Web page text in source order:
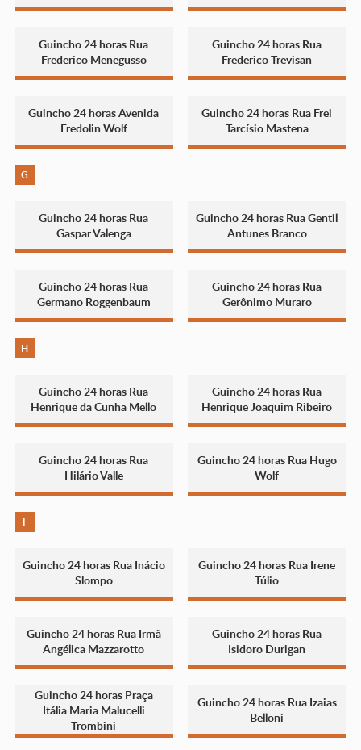
Guincho 24 horas Rua
Frederico Menegusso
Guincho 24 horas Rua
Frederico Trevisan
Guincho 24 horas Avenida
Fredolin Wolf
Guincho 24 horas Rua Frei
Tarcísio Mastena
G
Guincho 24 horas Rua
Gaspar Valenga
Guincho 24 horas Rua Gentil
Antunes Branco
Guincho 24 horas Rua
Germano Roggenbaum
Guincho 24 horas Rua
Gerônimo Muraro
H
Guincho 24 horas Rua
Henrique da Cunha Mello
Guincho 24 horas Rua
Henrique Joaquim Ribeiro
Guincho 24 horas Rua
Hilário Valle
Guincho 24 horas Rua Hugo
Wolf
I
Guincho 24 horas Rua Inácio
Slompo
Guincho 24 horas Rua Irene
Túlio
Guincho 24 horas Rua Irmã
Angélica Mazzarotto
Guincho 24 horas Rua
Isidoro Durigan
Guincho 24 horas Praça
Itália Maria Malucelli
Trombini
Guincho 24 horas Rua Izaias
Belloni